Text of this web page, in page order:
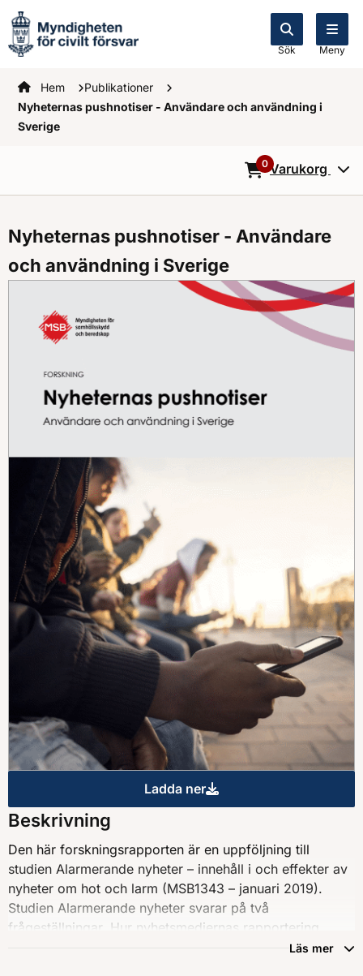
Sök Meny
Startsidan
Hem
Publikationer
Nyheternas pushnotiser - Användare och användning i
Sverige
0Varukorg
Nyheternas pushnotiser - Användare
och användning i Sverige
Ladda ner
Nyheternas pushnotiser -
Beskrivning
Den här forskningsrapporten är en uppföljning till
studien Alarmerande nyheter – innehåll i och effekter av
nyheter om hot och larm (MSB1343 – januari 2019).
Studien Alarmerande nyheter svarar på två
frågeställningar. Hur nyhetsmediernas rapportering
ändrats över tid. Hur nyheter om allvarliga hot påverkar
Läs mer